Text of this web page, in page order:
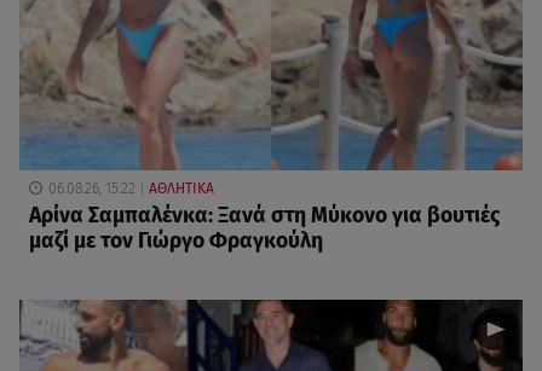
06.08.26, 15:22 ΑΘΛΗΤΙΚΑ
Αρίνα Σαμπαλένκα: Ξανά στη Μύκονο για βουτιές
μαζί με τον Γιώργο Φραγκούλη